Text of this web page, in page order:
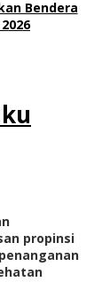
Bendera
propinsi